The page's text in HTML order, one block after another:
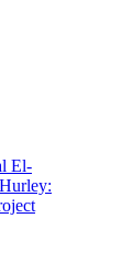
El-